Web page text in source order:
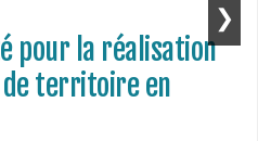
pour la réalisation
de territoire en
❯